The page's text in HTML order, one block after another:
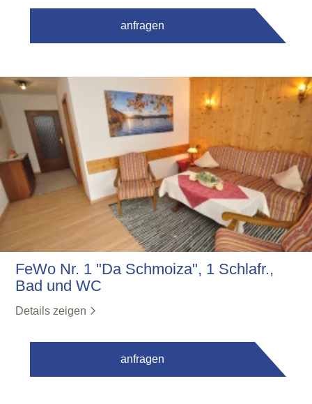
anfragen
FeWo Nr. 1 "Da Schmoiza", 1 Schlafr.,
Bad und WC
Details zeigen
anfragen